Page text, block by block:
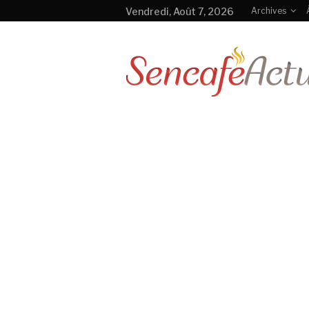
Vendredi, Août 7, 2026 Archives